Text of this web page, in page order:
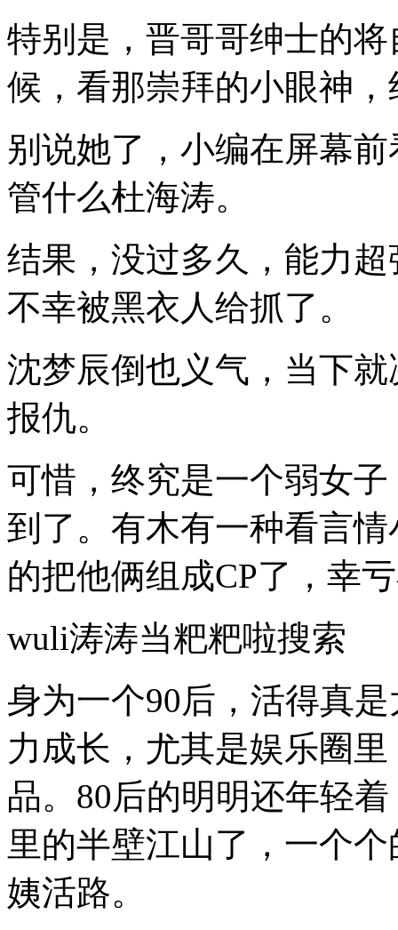
特别是，晋哥哥绅士的
候，看那崇拜的小眼神
别说她了，小编在屏幕
管什么杜海涛。
结果，没过多久，能力
不幸被黑衣人给抓了。
沈梦辰倒也义气，当下
报仇。
可惜，终究是一个弱女
到了。有木有一种看言
的把他俩组成CP了，幸
wuli涛涛当粑粑啦搜索
身为一个90后，活得真
力成长，尤其是娱乐圈
品。80后的明明还年轻
里的半壁江山了，一个
姨活路。